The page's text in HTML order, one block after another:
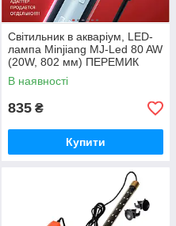
Світильник в акваріум, LED-
лампа Minjiang MJ-Led 80 AW
(20W, 802 мм) ПЕРЕМИК
РЕЖИМІВ (4 кольори)
В наявності
835 ₴
Купити